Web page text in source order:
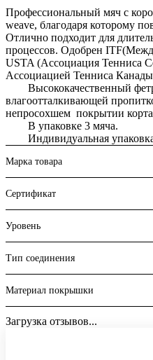
Профессиональный мяч с
weave, благодаря которому
Отлично подходит для
процессов. Одобрен
USTA (Ассоциация Тенниса
Ассоциацией Тенниса
Высококачественный фетр
влагоотталкивающей
непросохшем покрытии
В упаковке 3 мяча.
Индивидуальная упаковка
Марка товара
Сертификат
Уровень
Тип соединения
Материал покрышки
Загрузка отзывов...